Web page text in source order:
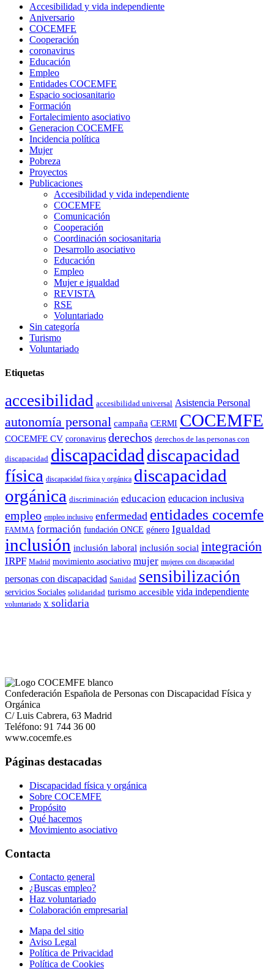
Accesibilidad y vida independiente
Aniversario
COCEMFE
Cooperación
coronavirus
Educación
Empleo
Entidades COCEMFE
Espacio sociosanitario
Formación
Fortalecimiento asociativo
Generacion COCEMFE
Incidencia política
Mujer
Pobreza
Proyectos
Publicaciones
Accesibilidad y vida independiente
COCEMFE
Comunicación
Cooperación
Coordinación sociosanitaria
Desarrollo asociativo
Educación
Empleo
Mujer e igualdad
REVISTA
RSE
Voluntariado
Sin categoría
Turismo
Voluntariado
Etiquetas
accesibilidad accesibilidad universal Asistencia Personal
autonomía personal campaña CERMI COCEMFE
COCEMFE CV coronavirus derechos derechos de las personas con
discapacidad discapacidad discapacidad
física discapacidad física y orgánica discapacidad
orgánica discriminación educacion educacion inclusiva
empleo empleo inclusivo enfermedad entidades cocemfe
FAMMA formación fundación ONCE género Igualdad
inclusión inclusión laboral inclusión social integración
IRPF Madrid movimiento asociativo mujer mujeres con discapacidad
personas con discapacidad Sanidad sensibilización
servicios Sociales solidaridad turismo accesible vida independiente
voluntariado x solidaria
Confederación Española de Personas con Discapacidad Física y
Orgánica
C/ Luis Cabrera, 63 Madrid
Teléfono: 91 744 36 00
www.cocemfe.es
Páginas destacadas
Discapacidad física y orgánica
Sobre COCEMFE
Propósito
Qué hacemos
Movimiento asociativo
Contacta
Contacto general
¿Buscas empleo?
Haz voluntariado
Colaboración empresarial
Mapa del sitio
Aviso Legal
Política de Privacidad
Política de Cookies